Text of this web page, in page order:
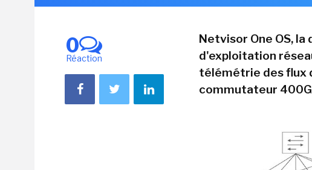
0
Réaction
Netvisor One OS,
d'exploitation
télémétrie des flux
commutateur